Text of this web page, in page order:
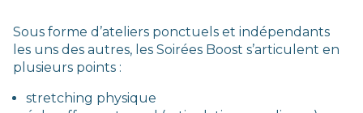
Sous forme d’ateliers ponctuels et indépendants
les uns des autres, les Soirées Boost s’articulent en
plusieurs points :
stretching physique